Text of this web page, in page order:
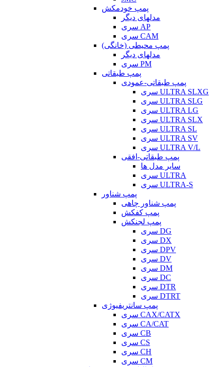
پمپ خودمکش
مدلهای دیگر
سری AP
سری CAM
پمپ محیطی (خانگی)
مدلهای دیگر
سری PM
پمپ طبقاتی
پمپ طبقاتی-عمودی
سری ULTRA SLXG
سری ULTRA SLG
سری ULTRA LG
سری ULTRA SLX
سری ULTRA SL
سری ULTRA SV
سری ULTRA V/L
پمپ طبقاتی-افقی
سایر مدل ها
سری ULTRA
سری ULTRA-S
پمپ شناور
پمپ شناور چاهی
پمپ کفکش
پمپ لجنکش
سری DG
سری DX
سری DPV
سری DV
سری DM
سری DC
سری DTR
سری DTRT
پمپ سانتریفیوژی
سری CAX/CATX
سری CA/CAT
سری CB
سری CS
سری CH
سری CM